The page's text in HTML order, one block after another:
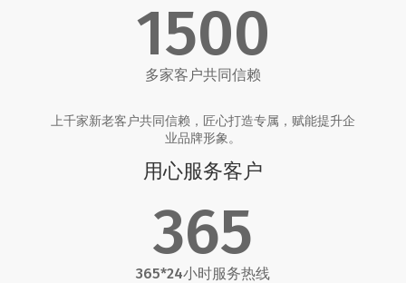
1500
多家客户共同信赖
上千家新老客户共同信赖，匠心打造专属，赋能提升企
业品牌形象。
用心服务客户
365
365*24小时服务热线